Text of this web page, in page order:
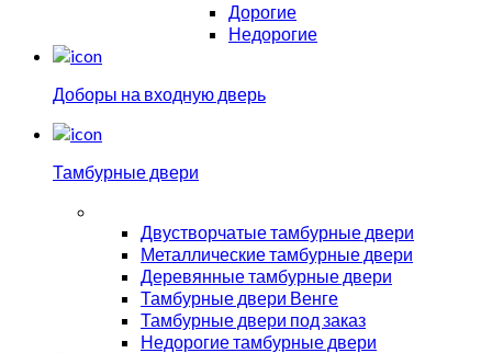
Дорогие
Недорогие
Доборы на входную дверь
Тамбурные двери
Двустворчатые тамбурные двери
Металлические тамбурные двери
Деревянные тамбурные двери
Тамбурные двери Венге
Тамбурные двери под заказ
Недорогие тамбурные двери